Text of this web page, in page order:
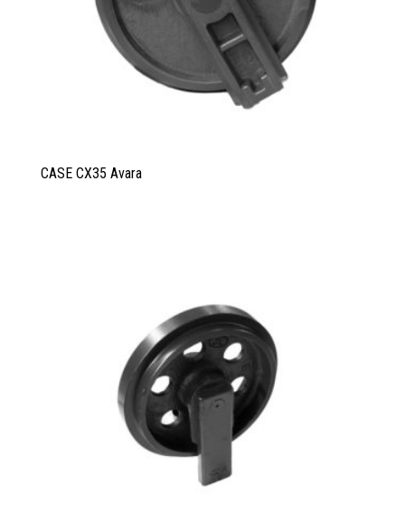
CASE CX35 Avara